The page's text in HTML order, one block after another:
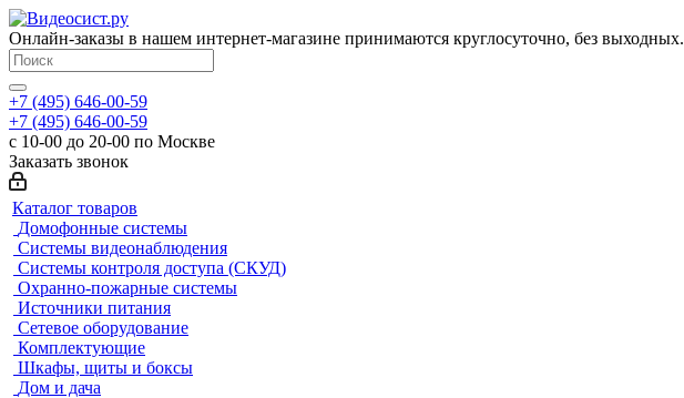
Онлайн-заказы в нашем интернет-магазине принимаются круглосуточно, без выходных.
+7 (495) 646-00-59
+7 (495) 646-00-59
с 10-00 до 20-00 по Москве
Заказать звонок
Каталог товаров
Домофонные системы
Системы видеонаблюдения
Системы контроля доступа (СКУД)
Охранно-пожарные системы
Источники питания
Сетевое оборудование
Комплектующие
Шкафы, щиты и боксы
Дом и дача